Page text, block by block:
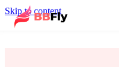
Skip to content